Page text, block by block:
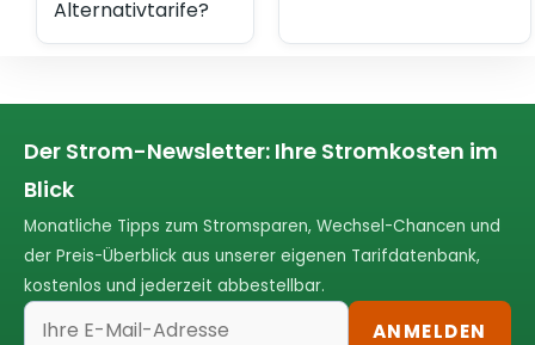
Alternativtarife?
Der Strom-Newsletter: Ihre Stromkosten im
Blick
Monatliche Tipps zum Stromsparen, Wechsel-Chancen und
der Preis-Überblick aus unserer eigenen Tarifdatenbank,
kostenlos und jederzeit abbestellbar.
ANMELDEN